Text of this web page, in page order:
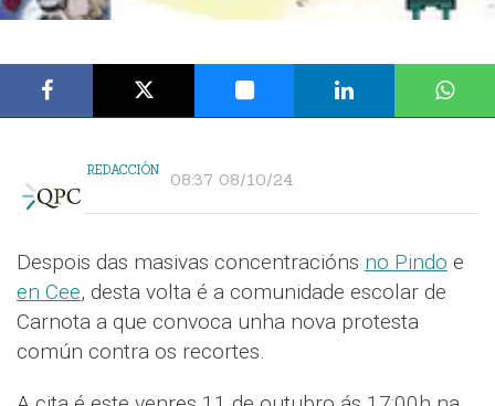
REDACCIÓN 08:37 08/10/24
Despois das masivas concentracións no Pindo e
en Cee, desta volta é a comunidade escolar de
Carnota a que convoca unha nova protesta
común contra os recortes.